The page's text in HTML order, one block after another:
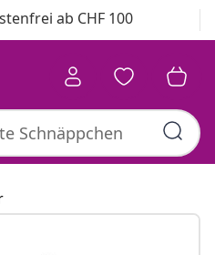
ab CHF 100